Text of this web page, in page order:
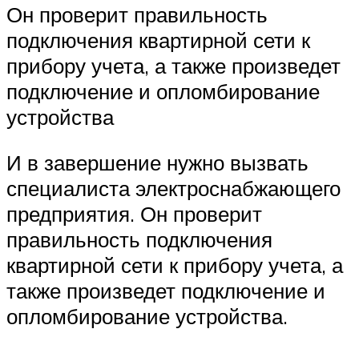
Он проверит правильность
подключения квартирной сети к
прибору учета, а также произведет
подключение и опломбирование
устройства
И в завершение нужно вызвать
специалиста электроснабжающего
предприятия. Он проверит
правильность подключения
квартирной сети к прибору учета, а
также произведет подключение и
опломбирование устройства.